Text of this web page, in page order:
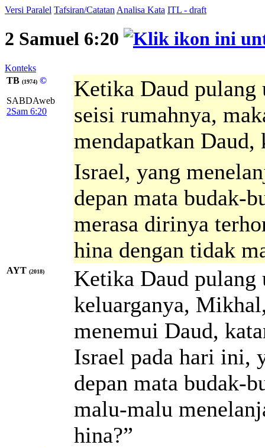
Versi Paralel Tafsiran/Catatan Analisa Kata ITL - draft
2 Samuel 6:20
Konteks
TB (1974) ©
SABDAweb
2Sam 6:20
Ketika Daud pulang
seisi rumahnya,
mendapatkan
Israel, yang
depan mata budak-
merasa dirinya
hina dengan tidak
AYT (2018)
Ketika Daud pulang
keluarganya,
menemui Daud,
Israel pada hari ini,
depan mata budak-
malu-malu
hina?”